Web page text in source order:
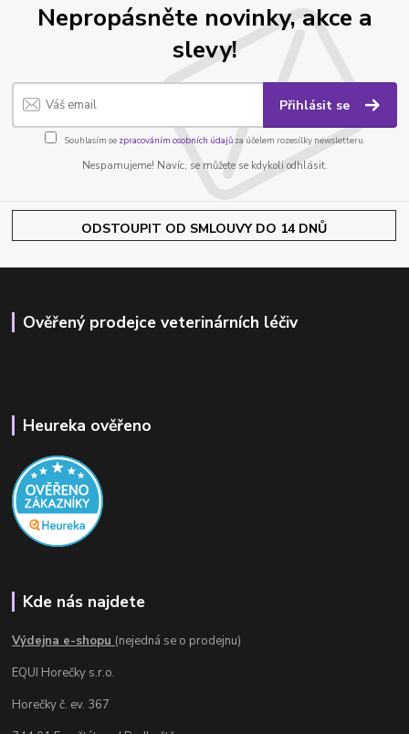
Nepropásněte novinky, akce a
slevy!
Přihlásit se
Souhlasím se zpracováním osobních údajůza účelem rozesílky newsletteru.
Nespamujeme! Navíc, se můžete se kdykoli odhlásit.
ODSTOUPIT OD SMLOUVY DO 14 DNŮ
Ověřený prodejce veterinárních léčiv
Heureka ověřeno
Kde nás najdete
Výdejna e-shopu (nejedná se o prodejnu)
EQUI Horečky s.r.o.
Horečky č. ev. 367